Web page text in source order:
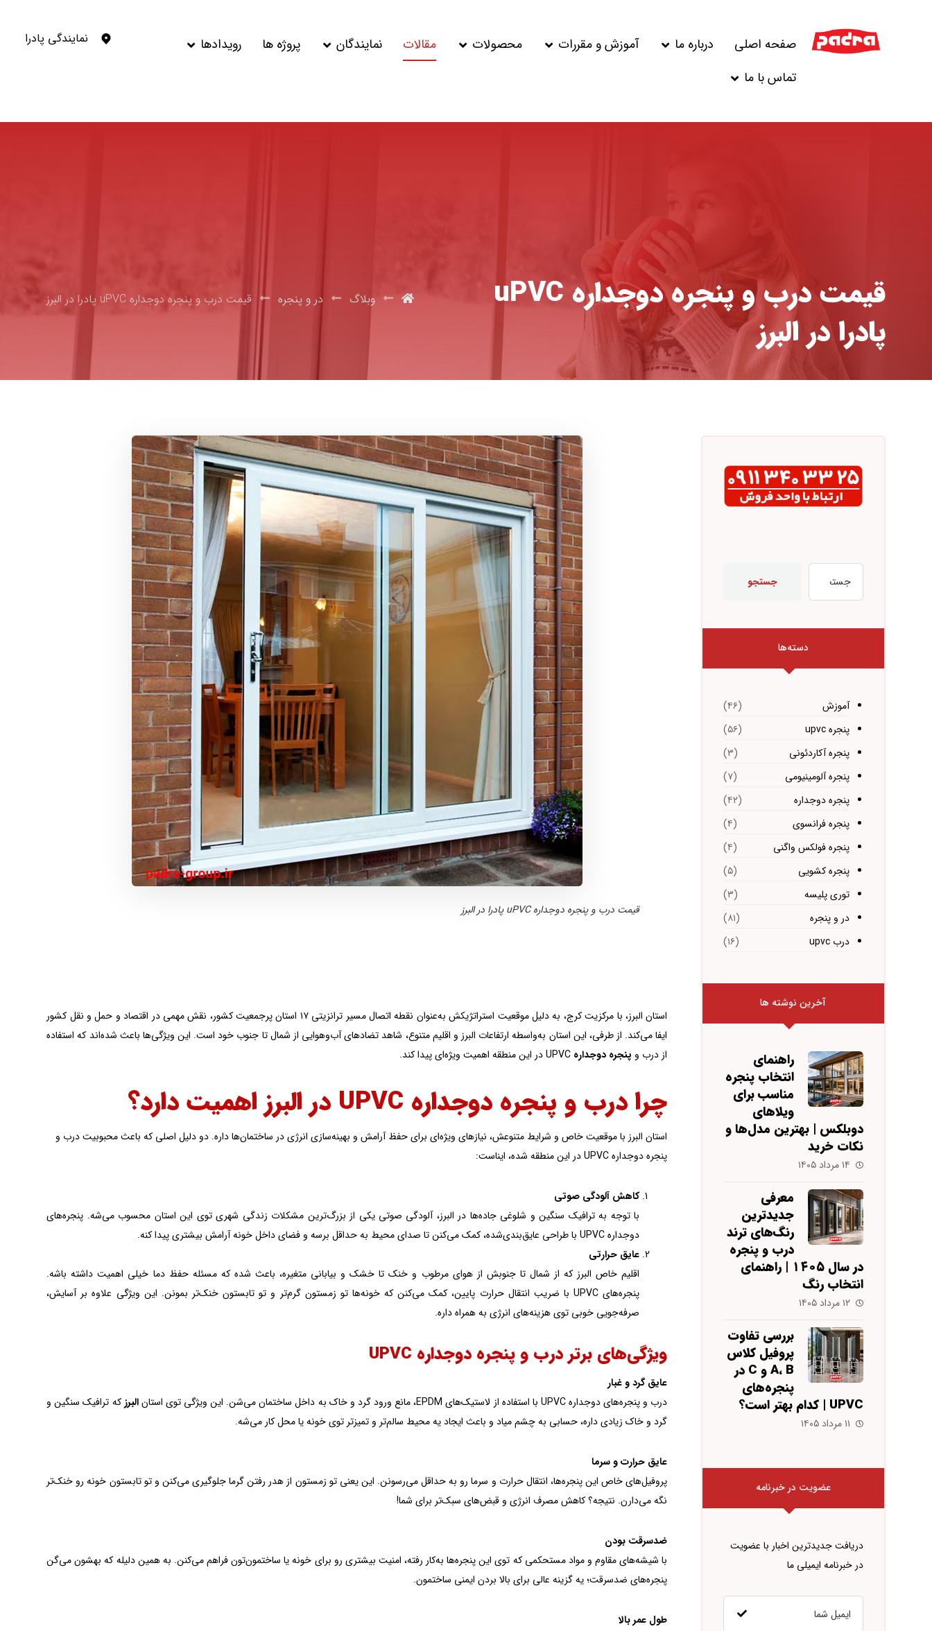
صفحه اصلی درباره ما آموزش و مقررات محصولات مقالات نمایندگان پروژه ها
رویدادها
تماس با ما
نمایندگی پادرا
قیمت درب و پنجره دوجداره uPVC
پادرا در البرز
وبلاگ در و پنجره قیمت درب و پنجره دوجداره uPVC پادرا در البرز
قیمت درب و پنجره دوجداره uPVC پادرا در البرز
استان البرز، با مرکزیت کرج، به دلیل موقعیت استراتژیکش به­‌عنوان نقطه اتصال مسیر ترانزیتی ۱۷ استان پرجمعیت کشور، نقش مهمی در اقتصاد و حمل و نقل کشور
ایفا می‌کند. از طرفی، این استان به­‌واسطه ارتفاعات البرز و اقلیم متنوع، شاهد تضادهای آب­‌و‌هوایی از شمال تا جنوب خود است. این ویژگی­‌ها باعث شده­‌اند که استفاده
از درب و پنجره دوجداره
چرا درب و پنجره دوجداره UPVC در البرز اهمیت دارد؟
استان البرز با موقعیت خاص و شرایط متنوعش، نیازهای ویژه‌ای برای حفظ آرامش و بهینه‌سازی انرژی در ساختمان‌ها داره. دو دلیل اصلی که باعث محبوبیت درب و
پنجره دوجداره UPVC در این منطقه شده‌، ایناست:
کاهش آلودگی صوتی
با توجه به ترافیک سنگین و شلوغی جاده‌ها در البرز، آلودگی صوتی یکی از بزرگ‌ترین مشکلات زندگی شهری توی این استان محسوب می‌شه. پنجره‌های
دوجداره UPVC با طراحی عایق‌بندی‌شده، کمک می‌کنن تا صدای محیط به حداقل برسه و فضای داخل خونه آرامش بیشتری پیدا کنه.
عایق حرارتی
اقلیم خاص البرز که از شمال تا جنوبش از هوای مرطوب و خنک تا خشک و بیابانی متغیره، باعث شده که مسئله حفظ دما خیلی اهمیت داشته باشه.
پنجره‌های UPVC با ضریب انتقال حرارت پایین، کمک می‌کنن که خونه‌ها تو زمستون گرم‌تر و تو تابستون خنک‌تر بمونن. این ویژگی علاوه بر آسایش،
صرفه‌جویی خوبی توی هزینه‌های انرژی به همراه داره.
ویژگی­‌های برتر درب و پنجره دوجداره UPVC
عایق گرد و غبار
درب و پنجره‌های دوجداره UPVC با استفاده از لاستیک­‌های EPDM، مانع ورود گرد و خاک به داخل ساختمان می‌شن. این ویژگی توی استان
البرز که ترافیک سنگین و
گرد و خاک زیادی داره، حسابی به چشم میاد و باعث ایجاد یه محیط سالم‌تر و تمیزتر توی خونه یا محل کار می‌شه.
عایق حرارت و سرما
پروفیل‌های خاص این پنجره‌ها، انتقال حرارت و سرما رو به حداقل می‌رسونن. این یعنی تو زمستون از هدر رفتن گرما جلوگیری می‌کنن و تو تابستون خونه رو خنک‌تر
نگه می‌دارن. نتیجه؟ کاهش مصرف انرژی و قبض‌های سبک‌تر برای شما!
ضدسرقت بودن
با شیشه‌های مقاوم و مواد مستحکمی که توی این پنجره‌ها به‌کار رفته، امنیت بیشتری رو برای خونه یا ساختمون‌تون فراهم می‌کنن. به همین دلیله که بهشون می‌گن
پنجره‌های ضدسرقت؛ یه گزینه عالی برای بالا بردن ایمنی ساختمون.
طول عمر بالا
جستجو
دسته‌ها
آموزش (۴۶)
پنجره upvc
(۵۶)
پنجره آکاردئونی
(۳)
پنجره آلومینیومی
(۷)
پنجره دوجداره
(۴۲)
پنجره فرانسوی
(۴)
پنجره فولکس واگنی
(۴)
پنجره کشویی
(۵)
توری پلیسه
(۳)
در و پنجره
(۸۱)
درب upvc
(۱۶)
آخرین نوشته ها
راهنمای
انتخاب پنجره
مناسب برای
ویلاهای
دوبلکس | بهترین مدل‌ها و
نکات خرید
۱۴ مرداد ۱۴۰۵
معرفی
جدیدترین
رنگ‌های ترند
درب و پنجره
در سال ۱۴۰۵ | راهنمای
انتخاب رنگ
۱۲ مرداد ۱۴۰۵
بررسی تفاوت
پروفیل کلاس
A، B و C در
پنجره‌های
UPVC | کدام بهتر است؟
۱۱ مرداد ۱۴۰۵
عضویت در خبرنامه
دریافت جدیدترین اخبار با عضویت
در خبرنامه ایمیلی ما